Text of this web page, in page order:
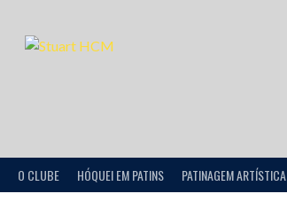
O CLUBE HÓQUEI EM PATINS PATINAGEM ARTÍSTICA